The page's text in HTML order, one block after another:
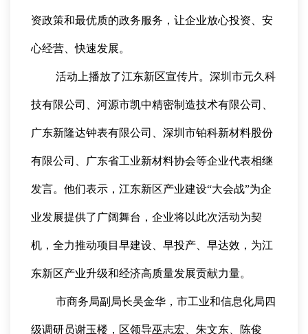
资政策和最优质的政务服务，让企业放心投资、安
心经营、快速发展。
活动上播放了江东新区宣传片。深圳市元久科
技有限公司、河源市凯中精密制造技术有限公司、
广东新隆达钟表有限公司、深圳市铂科新材料股份
有限公司、广东省工业新材料协会等企业代表相继
发言。他们表示，江东新区产业建设“大会战”为企
业发展提供了广阔舞台，企业将以此次活动为契
机，全力推动项目早建设、早投产、早达效，为江
东新区产业升级和经济高质量发展贡献力量。
市商务局副局长吴金华，市工业和信息化局四
级调研员谢玉楼，区领导巫志宏、朱文东、陈俊